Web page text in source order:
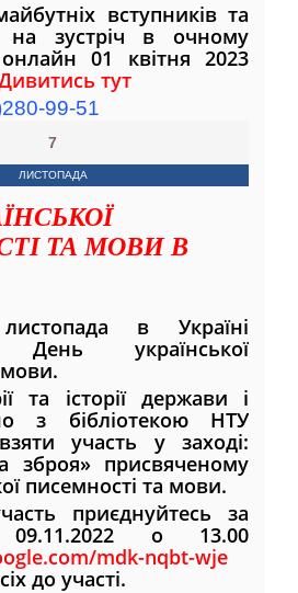
вступників та
на зустріч в очному
01 квітня 2023
тут
99-51
7
ЛИСТОПАДА
ТА МОВИ В
в Україні
День української
мови.
та історії держави і
з бібліотекою НТУ
участь у заході:
присвяченому
писемності та мови.
приєднуйтесь за
09.11.2022 о 13.00
mdk-nqbt-wje
до участі.